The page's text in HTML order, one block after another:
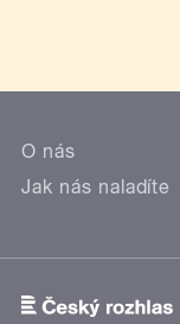
O nás
Jak nás naladíte